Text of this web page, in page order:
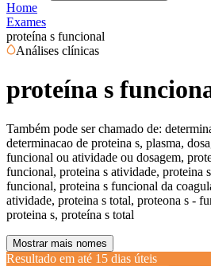
Home
Exames
proteína s funcional
Análises clínicas
proteína s
Também pode ser chamado de:
determinacao de proteina s, plasma,
funcional ou atividade ou dosagem,
funcional, proteina s atividade, proteina
funcional, proteina s funcional da
atividade, proteina s total, proteona s -
proteina s, proteína s total
Mostrar mais nomes
Resultado em até 15 dias úteis